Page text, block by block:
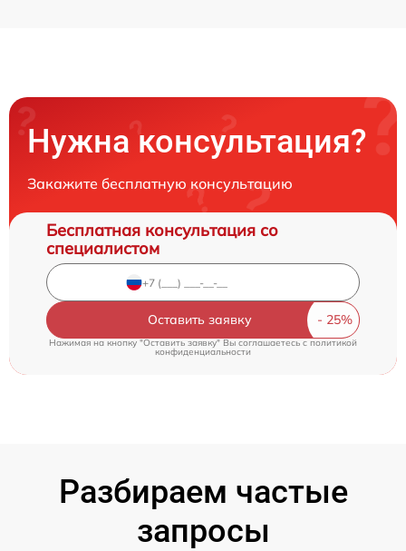
Нужна консультация?
Закажите бесплатную консультацию
Бесплатная консультация со
специалистом
Оставить заявку
Нажимая на кнопку "Оставить заявку" Вы соглашаетесь cполитикой
конфиденциальности
Разбираем частые
запросы